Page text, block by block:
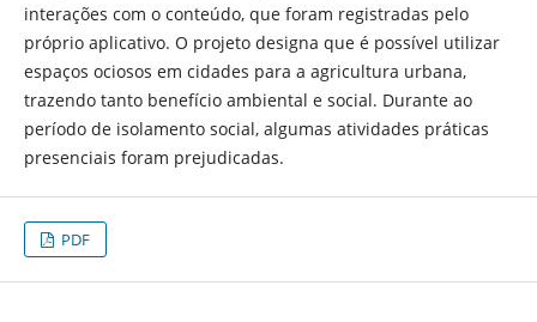
interações com o conteúdo, que foram registradas pelo
próprio aplicativo. O projeto designa que é possível utilizar
espaços ociosos em cidades para a agricultura urbana,
trazendo tanto benefício ambiental e social. Durante ao
período de isolamento social, algumas atividades práticas
presenciais foram prejudicadas.
PDF